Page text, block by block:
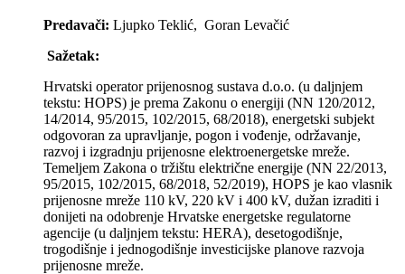
Predavači: Ljupko Teklić, Goran Levačić
Sažetak:
Hrvatski operator prijenosnog sustava d.o.o. (u daljnjem
tekstu: HOPS) je prema Zakonu o energiji (NN 120/2012,
14/2014, 95/2015, 102/2015, 68/2018), energetski subjekt
odgovoran za upravljanje, pogon i vođenje, održavanje,
razvoj i izgradnju prijenosne elektroenergetske mreže.
Temeljem Zakona o tržištu električne energije (NN 22/2013,
95/2015, 102/2015, 68/2018, 52/2019), HOPS je kao vlasnik
prijenosne mreže 110 kV, 220 kV i 400 kV, dužan izraditi i
donijeti na odobrenje Hrvatske energetske regulatorne
agencije (u daljnjem tekstu: HERA), desetogodišnje,
trogodišnje i jednogodišnje investicijske planove razvoja
prijenosne mreže.